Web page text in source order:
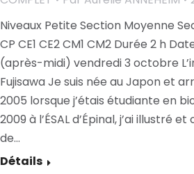
Niveaux Petite Section Moyenne
CP CE1 CE2 CM1 CM2 Durée 2 h
(après-midi) vendredi 3 octobre
Fujisawa Je suis née au Japon et
2005 lorsque j’étais étudiante en
2009 à l’ÉSAL d’Épinal, j’ai illustré
de…
Détails